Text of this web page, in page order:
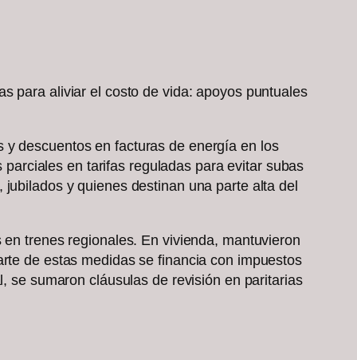
para aliviar el costo de vida: apoyos puntuales
descuentos en facturas de energía en los
en tarifas reguladas para evitar subas
y quienes destinan una parte alta del
trenes regionales. En vivienda, mantuvieron
de estas medidas se financia con impuestos
se sumaron cláusulas de revisión en paritarias